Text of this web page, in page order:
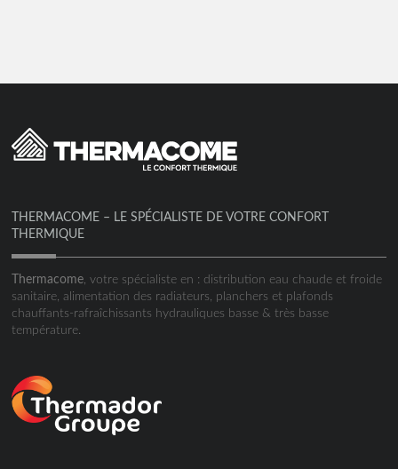
THERMACOME – LE SPÉCIALISTE DE VOTRE CONFORT
THERMIQUE
Thermacome, votre spécialiste en : distribution eau chaude et froide
sanitaire, alimentation des radiateurs, planchers et plafonds
chauffants-rafraîchissants hydrauliques basse & très basse
température.